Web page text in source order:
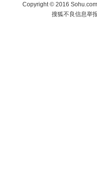
Copyright©2016
搜狐不良信息举